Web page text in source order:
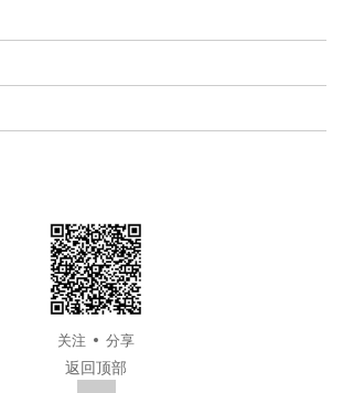
关注
分享
返回顶部